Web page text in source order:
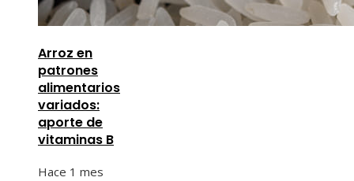
Arroz en
patrones
alimentarios
variados:
aporte de
vitaminas B
Hace 1 mes